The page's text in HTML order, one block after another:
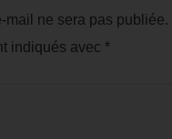
mail ne sera pas publiée.
indiqués avec *